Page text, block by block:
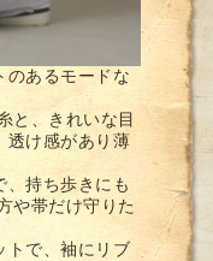
のあるモードな
と、きれいな目
透け感があり薄
、持ち歩きにも
や帯だけ守りた
トで、袖にリブ